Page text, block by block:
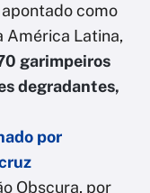
apontado como
América Latina,
garimpeiros
degradantes,
por
Obscura, por